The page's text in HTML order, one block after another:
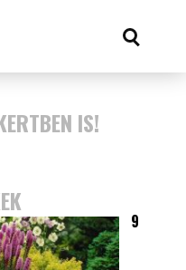
IS!
9